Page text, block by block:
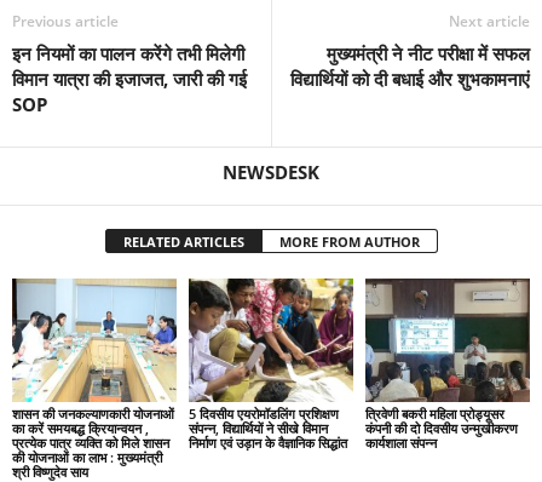
Previous article
इन नियमों का पालन करेंगे तभी मिलेगी
विमान यात्रा की इजाजत, जारी की गई
SOP
Next article
मुख्यमंत्री ने नीट परीक्षा में सफल
विद्यार्थियों को दी बधाई और शुभकामनाएं
NEWSDESK
RELATED ARTICLES MORE FROM AUTHOR
शासन की जनकल्याणकारी योजनाओं
का करें समयबद्ध क्रियान्वयन ,
प्रत्येक पात्र व्यक्ति को मिले शासन
की योजनाओं का लाभ : मुख्यमंत्री
श्री विष्णुदेव साय
5 दिवसीय एयरोमॉडलिंग प्रशिक्षण
संपन्न, विद्यार्थियों ने सीखे विमान
निर्माण एवं उड़ान के वैज्ञानिक सिद्धांत
त्रिवेणी बकरी महिला प्रोड्यूसर
कंपनी की दो दिवसीय उन्मुखीकरण
कार्यशाला संपन्न